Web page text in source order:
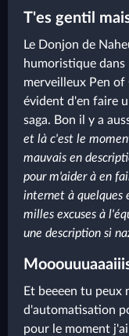
T'es gentil
Le Donjon de
humoristique dans
merveilleux Pen of
évident d'en faire
saga. Bon il y a
et là c'est le
mauvais en
pour m'aider à en
internet à quelques
milles excuses à
une description si
Et beeeen tu peux
d'automatisation
pour le moment